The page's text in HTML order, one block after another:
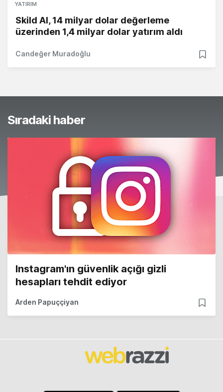
YATIRIM
Skild AI, 14 milyar dolar değerleme
üzerinden 1,4 milyar dolar yatırım aldı
Candeğer Muradoğlu
Sıradaki haber
Instagram'ın güvenlik açığı gizli
hesapları tehdit ediyor
Arden Papuççiyan